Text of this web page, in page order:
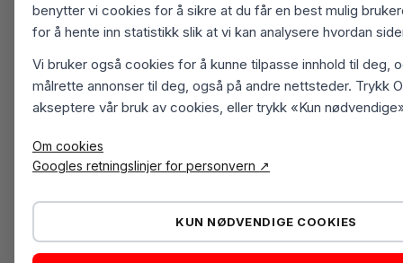
benytter vi cookies for å sikre at du får en best mulig
for å hente inn statistikk slik at vi kan analysere hvordan
Vi bruker også cookies for å kunne tilpasse innhold til deg,
målrette annonser til deg, også på andre nettsteder. Trykk
akseptere vår bruk av cookies, eller trykk «Kun
Om cookies
Googles retningslinjer for personvern ↗
KUN NØDVENDIGE COOKIES